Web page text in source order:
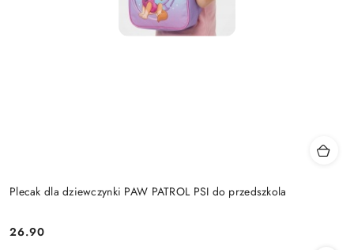
Plecak dla dziewczynki PAW PATROL PSI do przedszkola
Cena:
26.90